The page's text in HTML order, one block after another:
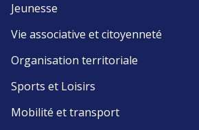
Jeunesse
Vie associative et citoyenneté
Organisation territoriale
Sports et Loisirs
Mobilité et transport